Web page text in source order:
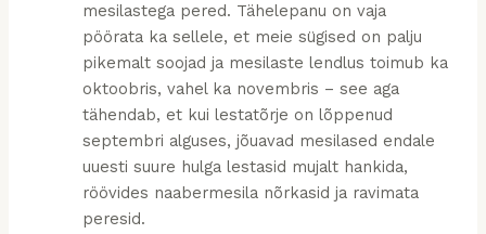
mesilastega pered. Tähelepanu on vaja
pöörata ka sellele, et meie sügised on palju
pikemalt soojad ja mesilaste lendlus toimub ka
oktoobris, vahel ka novembris – see aga
tähendab, et kui lestatõrje on lõppenud
septembri alguses, jõuavad mesilased endale
uuesti suure hulga lestasid mujalt hankida,
röövides naabermesila nõrkasid ja ravimata
peresid.